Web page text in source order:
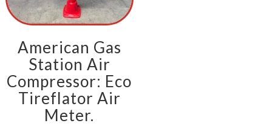
American Gas
Station Air
Compressor: Eco
Tireflator Air
Meter.